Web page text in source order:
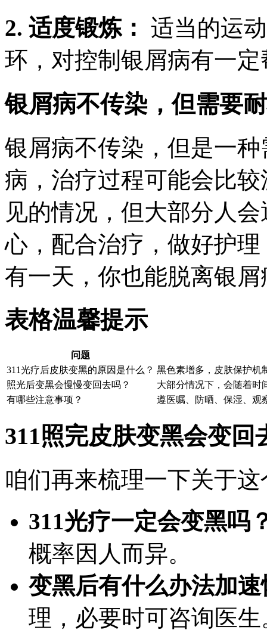
2. 适度锻炼： 适当的运
环，对控制银屑病有一
银屑病不传染，但需要
银屑病不传染，但是一
病，治疗过程可能会比
见的情况，但大部分人
心，配合治疗，做好护
有一天，你也能脱离银
表格温馨提示
问题
311光疗后皮肤变黑的原因是什么？ 黑色素增多，皮肤保护机
照光后变黑会慢慢变回去吗？
大部分情况下，会随着时
有哪些注意事项？
遵医嘱、防晒、保湿、观
311照完皮肤变黑会变
咱们再来梳理一下关于
311光疗一定会变黑吗
概率因人而异。
变黑后有什么办法加
理，必要时可咨询医生